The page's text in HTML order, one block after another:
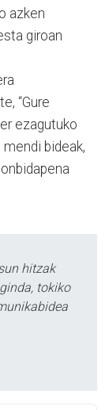
azken
giroan
“Gure
ezagutuko
bideak,
hitzak
tokiko